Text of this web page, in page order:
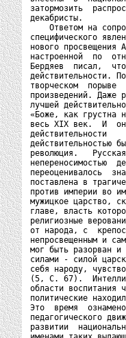
затормозить
декабристы.
Ответом на
специфического
нового просвещения
настроенной  по
Бердяев  писал,
действительности.
творческом
произведений.
лучшей
«Боже, как грустна
весь XIX век.  И
действительности
действительностью
революция.
непереносимостью
переоценивалось
поставлена в
против империи во
мужицкое царство,
главе, власть
религиозные
от народа, с
непросвещенным и
мог быть разорван и
силами - силой
себя народу,
(5, С. 67).
области
политические
Это  время
педагогического
развитии